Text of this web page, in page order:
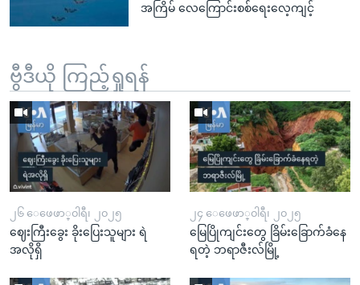
အကြိမ် လေကြောင်းစစ်ရေးလေ့ကျင့်
ဗွီဒီယို ကြည့်ရှုရန်
၂၆ ေဖေဖာ္၀ါရီ၊ ၂၀၂၅
ဈေးကြီးခွေး ခိုးပြေးသူများ ရဲ
အလိုရှိ
၂၄ ေဖေဖာ္၀ါရီ၊ ၂၀၂၅
မြေပြိုကျင်းတွေ ခြိမ်းခြောက်ခံနေ
ရတဲ့ ဘရာဇီးလ်မြို့